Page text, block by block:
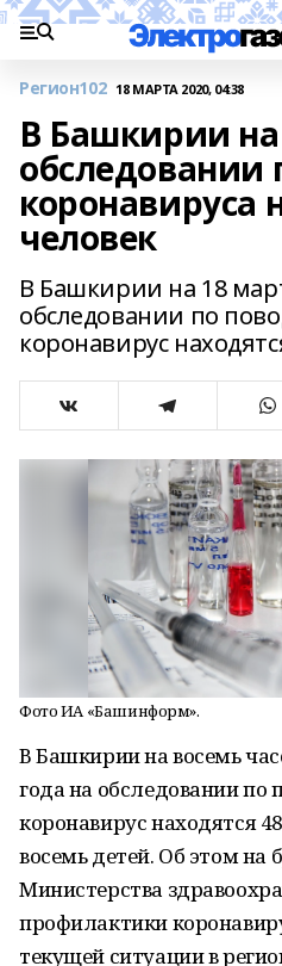
Регион102 18 МАРТА 2020, 04:38
В Башкирии на
обследовании
коронавируса
человек
В Башкирии на 18
обследовании по
коронавирус
Фото ИА «Башинформ».
В Башкирии на восемь
года на обследовании по
коронавирус находятся
восемь детей. Об этом на
Министерства
профилактики
текущей ситуации в